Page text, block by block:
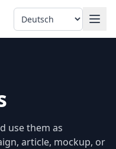
Language
use them as
article, mockup, or